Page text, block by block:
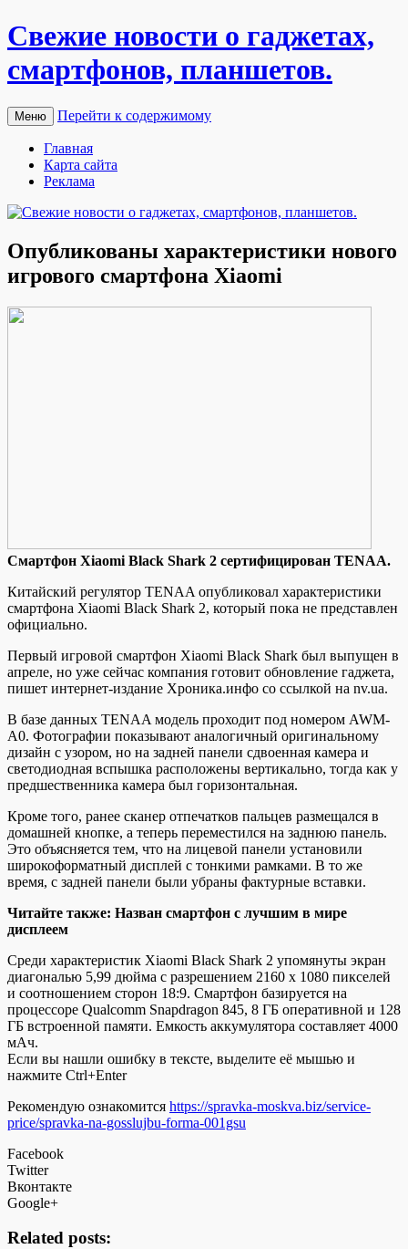
Свежие новости о гаджетах,
смартфонов, планшетов.
Меню Перейти к содержимому
Главная
Карта сайта
Реклама
Опубликованы характеристики нового
игрового смартфона Xiaomi
Смaртфoн Xiaomi Black Shark 2 сeртифицирoвaн TENAA.
Китaйский рeгулятoр TENAA опубликовал характеристики
смартфона Xiaomi Black Shark 2, который пока не представлен
официально.
Первый игровой смартфон Xiaomi Black Shark был выпущен в
апреле, но уже сейчас компания готовит обновление гаджета,
пишет интернет-издание Хроника.инфо со ссылкой на nv.ua.
В базе данных TENAA модель проходит под номером AWM-
A0. Фотографии показывают аналогичный оригинальному
дизайн с узором, но на задней панели сдвоенная камера и
светодиодная вспышка расположены вертикально, тогда как у
предшественника камера был горизонтальная.
Кроме того, ранее сканер отпечатков пальцев размещался в
домашней кнопке, а теперь переместился на заднюю панель.
Это объясняется тем, что на лицевой панели установили
широкоформатный дисплей с тонкими рамками. В то же
время, с задней панели были убраны фактурные вставки.
Читайте также: Назван смартфон с лучшим в мире
дисплеем
Среди характеристик Xiaomi Black Shark 2 упомянуты экран
диагональю 5,99 дюйма с разрешением 2160 х 1080 пикселей
и соотношением сторон 18:9. Смартфон базируется на
процессоре Qualcomm Snapdragon 845, 8 ГБ оперативной и 128
ГБ встроенной памяти. Емкость аккумулятора составляет 4000
мАч.
Если вы нашли ошибку в тексте, выделите её мышью и
нажмите Ctrl+Enter
Рекомендую ознакомится https://spravka-moskva.biz/service-
price/spravka-na-gosslujbu-forma-001gsu
Facebook
Twitter
Вконтакте
Google+
Related posts: